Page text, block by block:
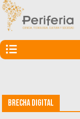
Brecha Digital